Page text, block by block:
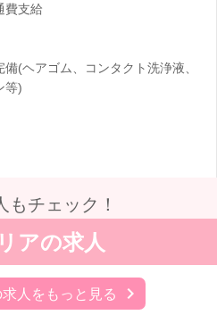
費支給
備(ヘアゴム、コンタクト洗浄液、
等)
もチェック！
アの求人
人をもっと見る